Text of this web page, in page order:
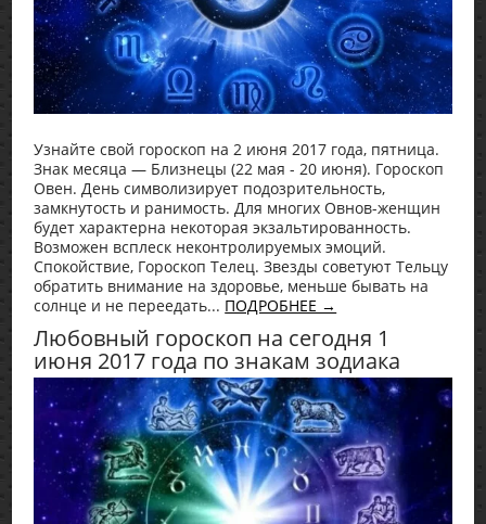
Узнайте свой гороскоп на 2 июня 2017 года, пятница.
Знак месяца — Близнецы (22 мая - 20 июня). Гороскоп
Овен. День символизирует подозрительность,
замкнутость и ранимость. Для многих Овнов-женщин
будет характерна некоторая экзальтированность.
Возможен всплеск неконтролируемых эмоций.
Спокойствие, Гороскоп Телец. Звезды советуют Тельцу
обратить внимание на здоровье, меньше бывать на
солнце и не переедать... ПОДРОБНЕЕ →
Любовный гороскоп на сегодня 1
июня 2017 года по знакам зодиака